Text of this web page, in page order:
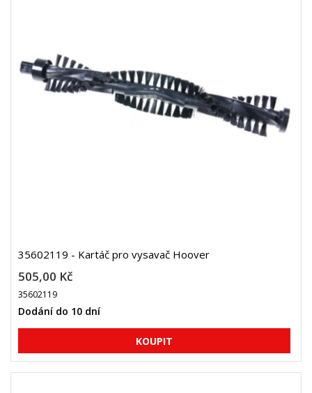
35602119 - Kartáč pro vysavač Hoover
505,00 Kč
35602119
Dodání do 10 dní